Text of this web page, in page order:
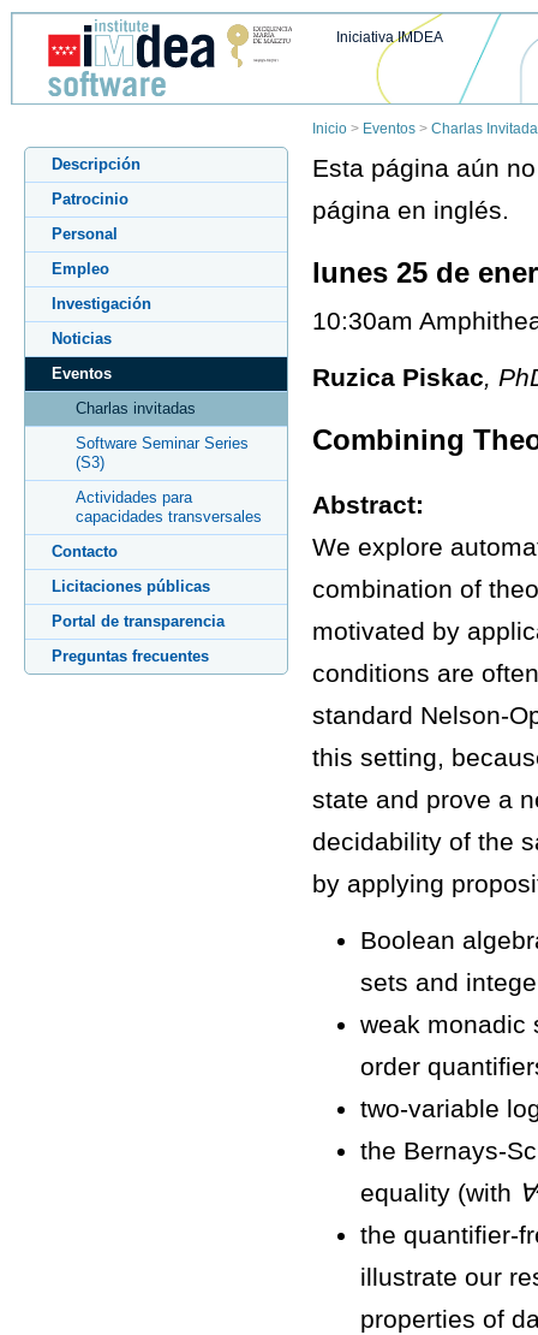
Iniciativa IMDEA
Inicio > Eventos > Charlas
Descripción
Patrocinio
Personal
Empleo
Investigación
Noticias
Eventos
Charlas invitadas
Software Seminar Series
(S3)
Actividades para
capacidades transversales
Contacto
Licitaciones públicas
Portal de transparencia
Preguntas frecuentes
Esta página aún
página en inglés.
lunes 25 de
10:30am
Ruzica Piskac,
Combining
Abstract:
We explore
combination of
motivated by
conditions are
standard Nelson-
this setting,
state and prove a
decidability of the
by applying
Boolean
sets and
weak monadic
order
two-variable
the Bernays-
equality (with
the quantifier-
illustrate our
properties of